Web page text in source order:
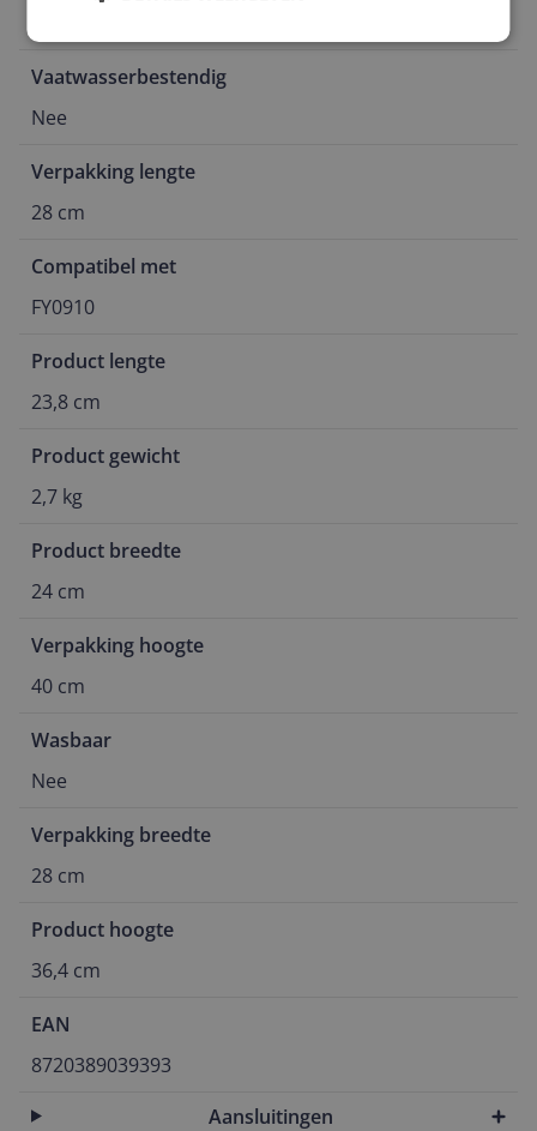
Vaatwasserbestendig
Nee
Verpakking lengte
28 cm
Compatibel met
FY0910
Product lengte
23,8 cm
Product gewicht
2,7 kg
Product breedte
24 cm
Verpakking hoogte
40 cm
Wasbaar
Nee
Verpakking breedte
28 cm
Product hoogte
36,4 cm
EAN
8720389039393
Aansluitingen